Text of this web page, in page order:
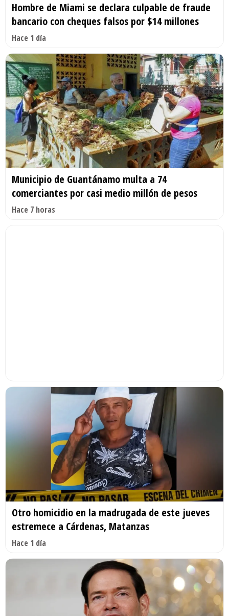
Hombre de Miami se declara culpable de fraude
bancario con cheques falsos por $14 millones
Hace 1 día
Municipio de Guantánamo multa a 74
comerciantes por casi medio millón de pesos
Hace 7 horas
Otro homicidio en la madrugada de este jueves
estremece a Cárdenas, Matanzas
Hace 1 día